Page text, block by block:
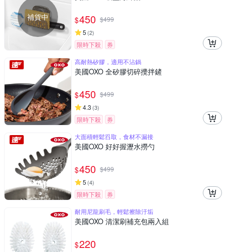
補貨中 $450 $499
5 (2)
限時下殺
券
高耐熱矽膠，適用不沾鍋
美國OXO 全矽膠切碎攪拌鏟
$450 $499
4.3 (3)
限時下殺
券
大面積輕鬆舀取，食材不漏接
美國OXO 好好握瀝水撈勺
$450 $499
5 (4)
限時下殺
券
耐用尼龍刷毛，輕鬆擦除汙垢
美國OXO 清潔刷補充包兩入組
$220